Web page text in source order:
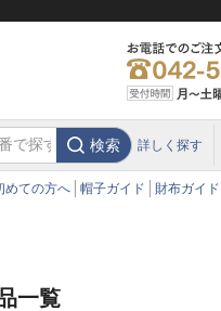
検索 詳しく探す
めての方へ 帽子ガイド 財布ガイド
一覧